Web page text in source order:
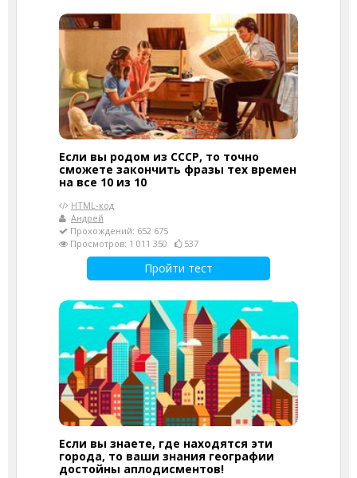
Если вы родом из СССР, то точно
сможете закончить фразы тех времен
на все 10 из 10
HTML-код
Андрей
Прохождений: 652 675
Просмотров: 1 011 350
537
Пройти тест
Если вы знаете, где находятся эти
города, то ваши знания географии
достойны аплодисментов!